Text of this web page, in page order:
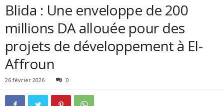
Blida : Une enveloppe de 200
millions DA allouée pour des
projets de développement à El-
Affroun
26 février 2026 0